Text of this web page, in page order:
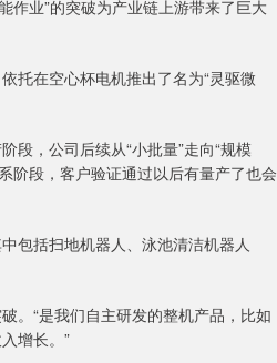
作业”的突破为产业链上游带来了巨大
在空心杯电机推出了名为“灵驱微
，公司后续从“小批量”走向“规模
阶段，客户验证通过以后有量产了也会
包括扫地机器人、泳池清洁机器人
“是我们自主研发的整机产品，比如
增长。”